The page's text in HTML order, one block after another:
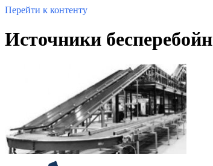
Перейти к контенту
Источники